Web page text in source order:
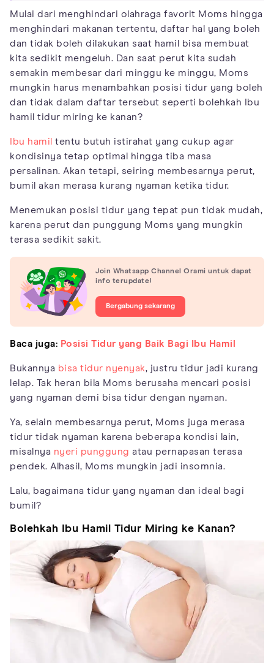
Mulai dari menghindari olahraga favorit Moms hingga
menghindari makanan tertentu, daftar hal yang boleh
dan tidak boleh dilakukan saat hamil bisa membuat
kita sedikit mengeluh. Dan saat perut kita sudah
semakin membesar dari minggu ke minggu, Moms
mungkin harus menambahkan posisi tidur yang boleh
dan tidak dalam daftar tersebut seperti bolehkah Ibu
hamil tidur miring ke kanan?
Ibu hamil tentu butuh istirahat yang cukup agar
kondisinya tetap optimal hingga tiba masa
persalinan. Akan tetapi, seiring membesarnya perut,
bumil akan merasa kurang nyaman ketika tidur.
Menemukan posisi tidur yang tepat pun tidak mudah,
karena perut dan punggung Moms yang mungkin
terasa sedikit sakit.
Join Whatsapp Channel Orami untuk dapat
info terupdate!
Bergabung sekarang
Baca juga: Posisi Tidur yang Baik Bagi Ibu Hamil
Bukannya bisa tidur nyenyak, justru tidur jadi kurang
lelap. Tak heran bila Moms berusaha mencari posisi
yang nyaman demi bisa tidur dengan nyaman.
Ya, selain membesarnya perut, Moms juga merasa
tidur tidak nyaman karena beberapa kondisi lain,
misalnya nyeri punggung atau pernapasan terasa
pendek. Alhasil, Moms mungkin jadi insomnia.
Lalu, bagaimana tidur yang nyaman dan ideal bagi
bumil?
Bolehkah Ibu Hamil Tidur Miring ke Kanan?